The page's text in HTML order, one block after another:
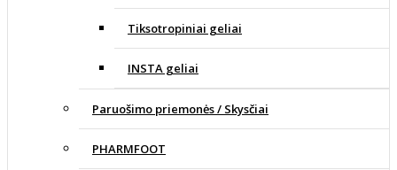
Tiksotropiniai geliai
INSTA geliai
Paruošimo priemonės / Skysčiai
PHARMFOOT